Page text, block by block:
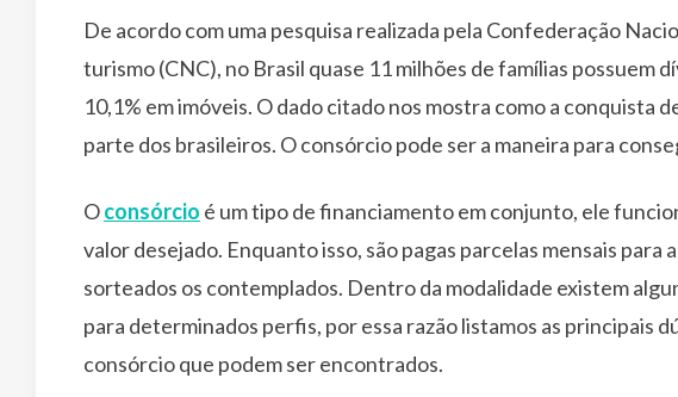
De acordo com uma pesquisa realizada pela Confederação
turismo (CNC), no Brasil quase 11 milhões de famílias possuem
10,1% em imóveis. O dado citado nos mostra como a conquista
parte dos brasileiros. O consórcio pode ser a maneira para
Oconsórcio é um tipo de financiamento em conjunto, ele
valor desejado. Enquanto isso, são pagas parcelas mensais
sorteados os contemplados. Dentro da modalidade existem
para determinados perfis, por essa razão listamos as principais
consórcio que podem ser encontrados.